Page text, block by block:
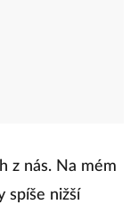
z nás. Na mém
spíše nižší